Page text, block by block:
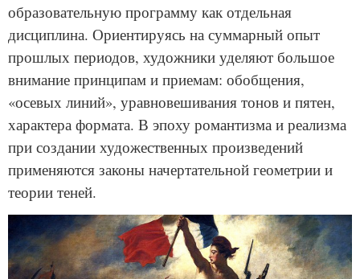
образовательную программу как отдельная
дисциплина. Ориентируясь на суммарный опыт
прошлых периодов, художники уделяют большое
внимание принципам и приемам: обобщения,
«осевых линий», уравновешивания тонов и пятен,
характера формата. В эпоху романтизма и реализма
при создании художественных произведений
применяются законы начертательной геометрии и
теории теней.